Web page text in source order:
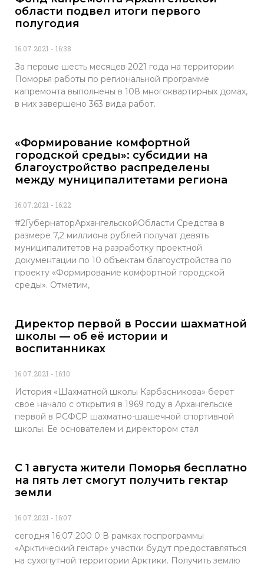
области подвел итоги первого
полугодия
16.07.2021 16:38
За первые шесть месяцев 2021 года на территории
Поморья работы по региональной программе
капремонта выполнены в 108 многоквартирных домах,
в них завершено 363 вида работ.
«Формирование комфортной
городской среды»: субсидии на
благоустройство распределены
между муниципалитетами региона
16.07.2021 16:22
#2ГубернаторАрхангельскойОбласти Средства в
размере 7,2 миллиона рублей получат девять
муниципалитетов на разработку проектной
документации по 10 объектам благоустройства по
проекту «Формирование комфортной городской
среды». Отметим,
Директор первой в России шахматной
школы — об её истории и
воспитанниках
16.07.2021 16:10
История «Шахматной школы Карбасникова» берет
свое начало с открытия в 1969 году в Архангельске
первой в РСФСР шахматно-шашечной спортивной
школы. Ее основателем и директором стал
С 1 августа жители Поморья бесплатно
на пять лет смогут получить гектар
земли
16.07.2021 16:07
сегодня 16:07 200 0 В рамках госпрограммы
«Арктический гектар» участки будут предоставляться
на сухопутной территории Арктики. Получить землю